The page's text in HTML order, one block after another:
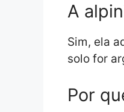
A
Sim, ela
solo for
Por